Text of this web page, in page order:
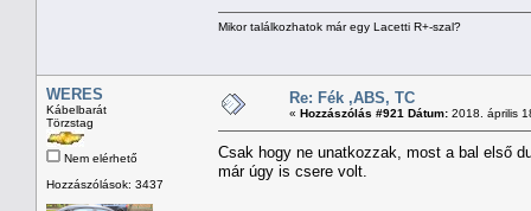
Mikor találkozhatok már egy Lacetti R+-szal?
WERES
Kábelbarát
Törzstag
Nem elérhető
Hozzászólások: 3437
Re: Fék ,ABS, TC
« Hozzászólás #921 Dátum: 2018. április
Csak hogy ne unatkozzak, most a bal első
már úgy is csere volt.